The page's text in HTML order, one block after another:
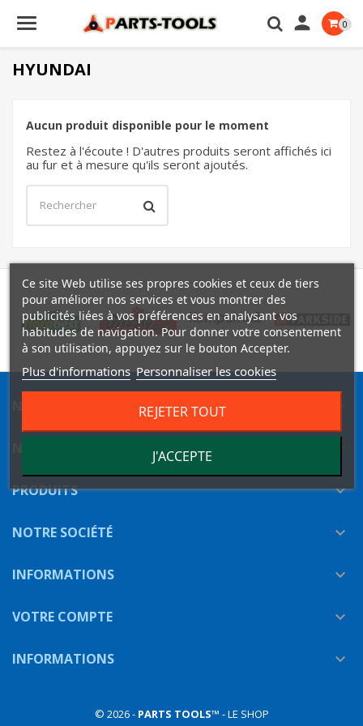
 0
HYUNDAI
Aucun produit disponible pour le moment
Restez à l'écoute ! D'autres produits seront affichés ici
au fur et à mesure qu'ils seront ajoutés.
PRODUITS 
NOTRE SOCIÉTÉ 
INFORMATIONS 
VOTRE COMPTE 
INFORMATIONS 
Ce site Web utilise ses propres cookies et ceux de tiers
pour améliorer nos services et vous montrer des
publicités liées à vos préférences en analysant vos
habitudes de navigation. Pour donner votre consentement
à son utilisation, appuyez sur le bouton Accepter.
Plus d'informations Personnaliser les cookies
REJETER TOUT
J'ACCEPTE
© 2026 - PARTS TOOLS™ - LE SHOP